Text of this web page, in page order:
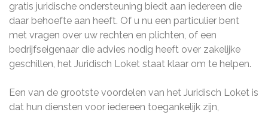
gratis juridische ondersteuning biedt aan iedereen die
daar behoefte aan heeft. Of u nu een particulier bent
met vragen over uw rechten en plichten, of een
bedrijfseigenaar die advies nodig heeft over zakelijke
geschillen, het Juridisch Loket staat klaar om te helpen.
Een van de grootste voordelen van het Juridisch Loket is
dat hun diensten voor iedereen toegankelijk zijn,